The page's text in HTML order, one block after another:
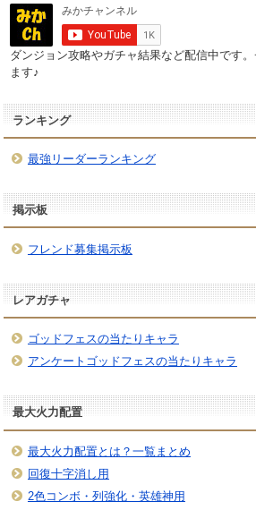
ダンジョン攻略やガチャ結果など配信中です
ます♪
ランキング
最強リーダーランキング
掲示板
フレンド募集掲示板
レアガチャ
ゴッドフェスの当たりキャラ
アンケートゴッドフェスの当たりキャラ
最大火力配置
最大火力配置とは？一覧まとめ
回復十字消し用
2色コンボ・列強化・英雄神用